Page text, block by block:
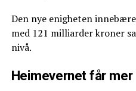
Den nye enigheten
med 121 milliarder kroner
nivå.
Heimevernet får mer